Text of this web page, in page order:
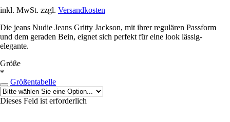
inkl. MwSt. zzgl. Versandkosten
Die jeans Nudie Jeans Gritty Jackson, mit ihrer regulären Passform
und dem geraden Bein, eignet sich perfekt für eine look lässig-
elegante.
Größe
*
Größentabelle
Dieses Feld ist erforderlich